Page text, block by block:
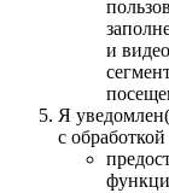
и
Я
с